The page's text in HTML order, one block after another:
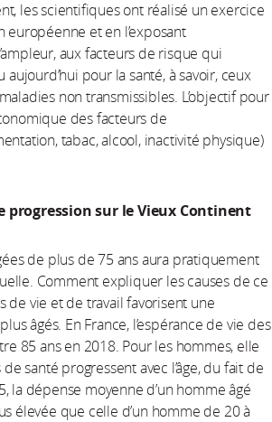
les scientifiques ont réalisé un exercice
et en l’exposant
aux facteurs de risque qui
pour la santé, à savoir, ceux
non transmissibles. L’objectif pour
des facteurs de
tabac, alcool, inactivité physique)
progression sur le Vieux Continent
de plus de 75 ans aura pratiquement
Comment expliquer les causes de ce
de vie et de travail favorisent une
âgés. En France, l’espérance de vie des
85 ans en 2018. Pour les hommes, elle
santé progressent avec l’âge, du fait de
la dépense moyenne d’un homme âgé
élevée que celle d’un homme de 20 à